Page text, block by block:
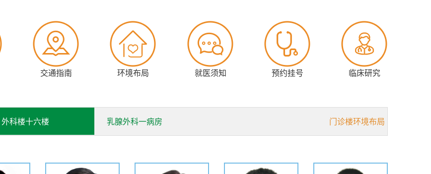
际乳腺癌治疗指南及中国抗癌协会乳腺癌诊治指南。引进医疗高新技术，开展乳腺癌基础及精准治疗研究，探
机理、开发新的分子诊断技术，为乳腺疾病患者解除疾病困扰。获科技部、卫生部、教育部等重大课题40余
科技进步奖一等奖三项，发表国际高水平SCI收录论文100余篇，主编和参编乳腺癌学术专著八部。已培养医学
乳腺导管镜检查及治疗、新辅助化疗及靶向治疗、新辅助内分泌治疗。承担中国抗癌协会乳腺癌规范化诊疗培
省乳腺专科技术示范和推广中心。
交通指南 环境布局 就医须知 预约挂号 临床研究
外科楼十六楼 门诊楼环境布局
乳腺外科一病房